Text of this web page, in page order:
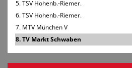
5. TSV Hohenb.-Riemer.
6. TSV Hohenb.-Riemer.
7. MTV München V
8. TV Markt Schwaben